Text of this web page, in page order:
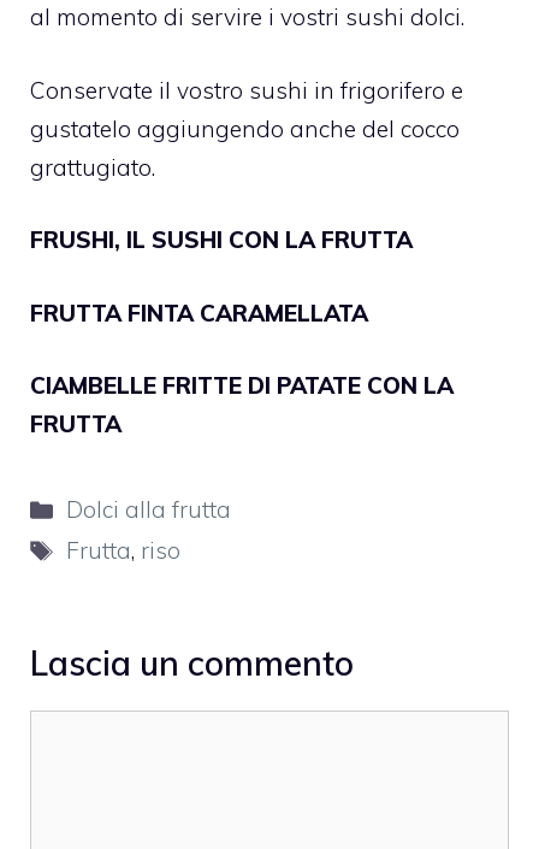
al momento di servire i vostri sushi dolci.
Conservate il vostro sushi in frigorifero e
gustatelo aggiungendo anche del cocco
grattugiato.
FRUSHI, IL SUSHI CON LA FRUTTA
FRUTTA FINTA CARAMELLATA
CIAMBELLE FRITTE DI PATATE CON LA
FRUTTA
Categorie
Dolci alla frutta
Tag
Frutta, riso
Lascia un commento